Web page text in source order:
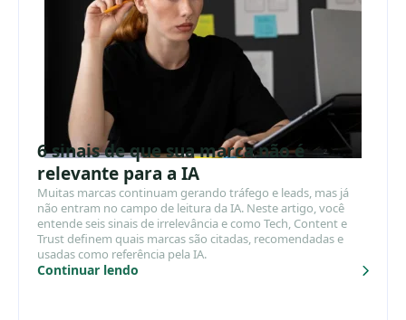
6 sinais de que sua marca não é
relevante para a IA
Muitas marcas continuam gerando tráfego e leads, mas já
não entram no campo de leitura da IA. Neste artigo, você
entende seis sinais de irrelevância e como Tech, Content e
Trust definem quais marcas são citadas, recomendadas e
usadas como referência pela IA.
Continuar lendo